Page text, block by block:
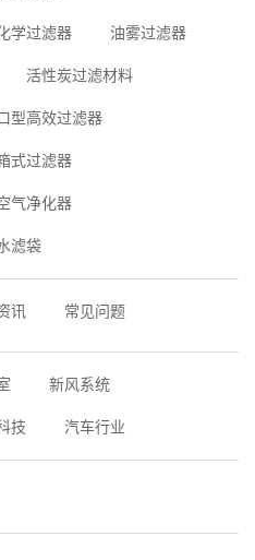
学过滤器 油雾过滤器
活性炭过滤材料
型高效过滤器
式过滤器
气净化器
滤袋
讯 常见问题
新风系统
技 汽车行业